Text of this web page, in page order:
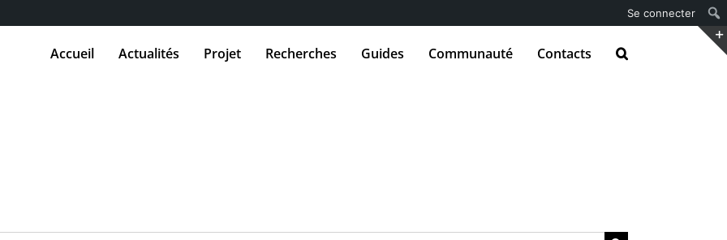
Accueil Actualités Projet Recherches Guides Communauté Contacts
Se connecter